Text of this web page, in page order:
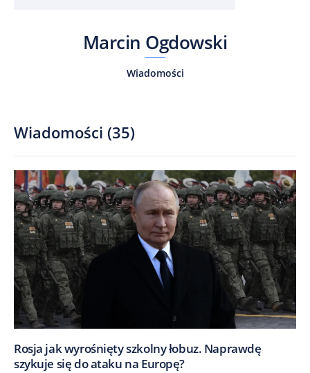
Marcin Ogdowski
Wiadomości
Wiadomości (35)
Rosja jak wyrośnięty szkolny łobuz. Naprawdę
szykuje się do ataku na Europę?